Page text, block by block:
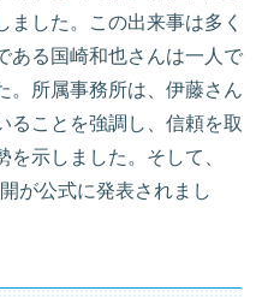
ました。この出来事は多く
ある国崎和也さんは一人で
。所属事務所は、伊藤さん
ることを強調し、信頼を取
示しました。そして、
が公式に発表されまし